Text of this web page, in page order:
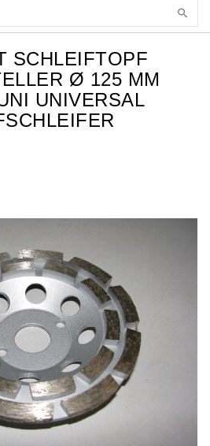
SCHLEIFTOPF
Ø 125 MM
UNIVERSAL